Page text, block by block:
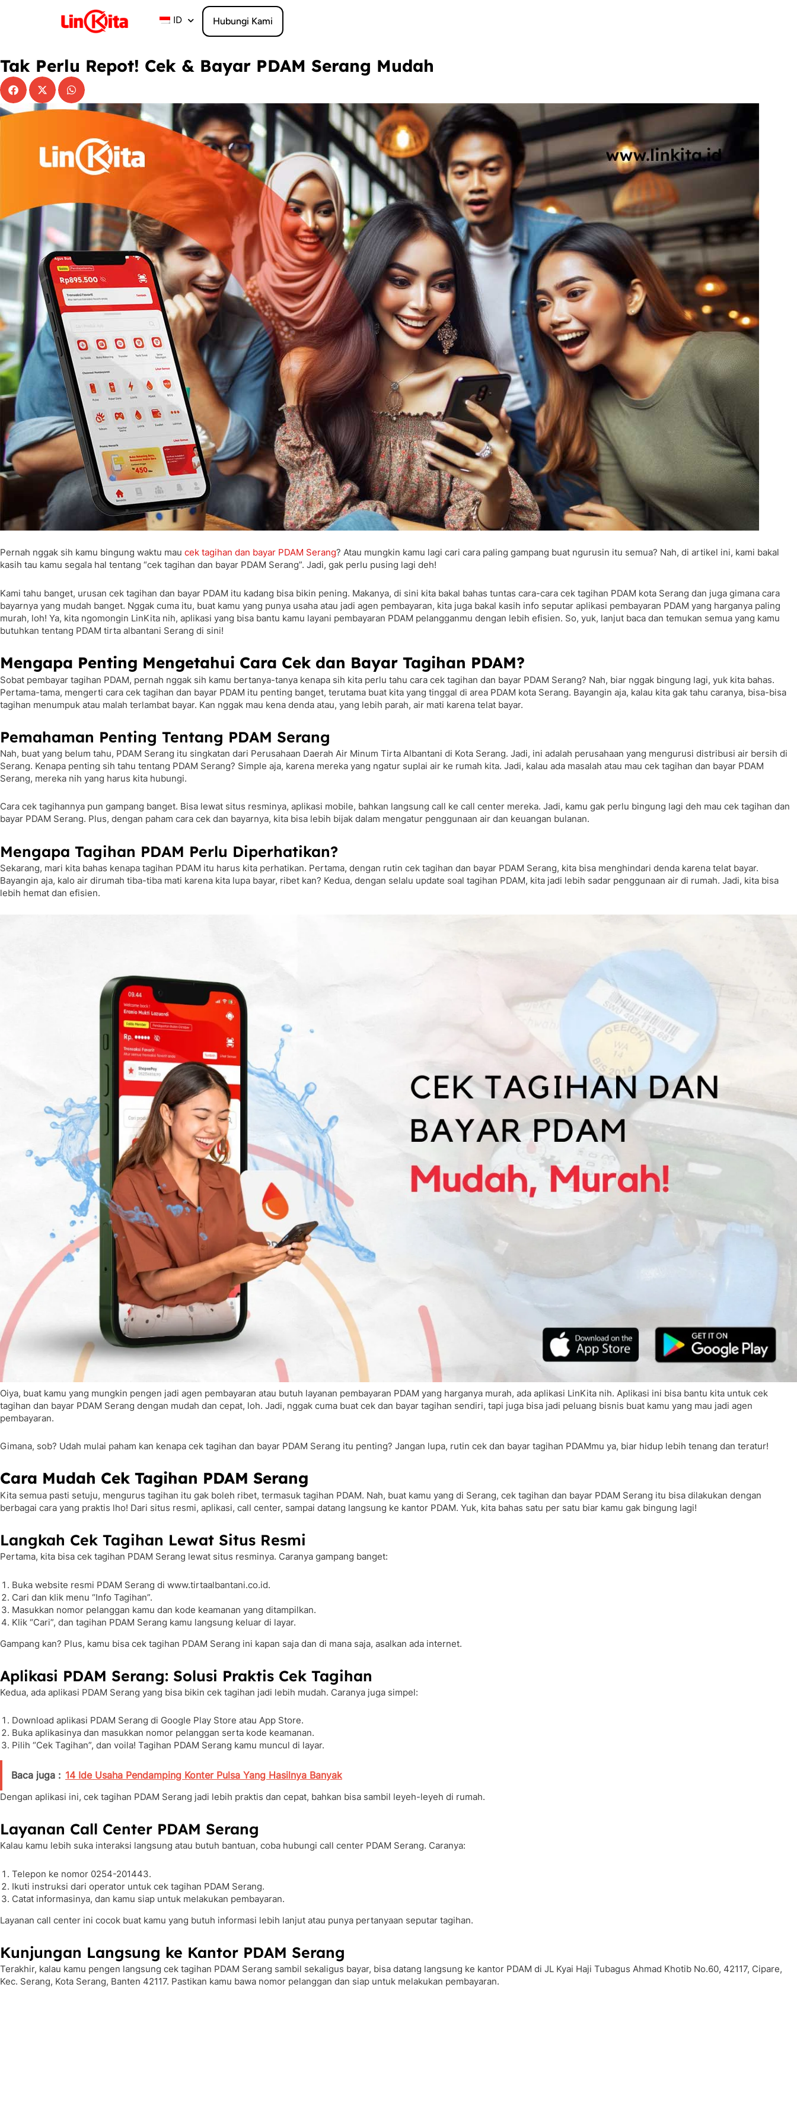
ID Hubungi Kami
Tak Perlu Repot! Cek & Bayar PDAM Serang Mudah
Pernah nggak sih kamu bingung waktu mau cek tagihan dan bayar PDAM Serang? Atau mungkin kamu lagi cari cara paling gampang buat ngurusin itu semua? Nah, di artikel ini, kami bakal
kasih tau kamu segala hal tentang “cek tagihan dan bayar PDAM Serang”. Jadi, gak perlu pusing lagi deh!
Kami tahu banget, urusan cek tagihan dan bayar PDAM itu kadang bisa bikin pening. Makanya, di sini kita bakal bahas tuntas cara-cara cek tagihan PDAM kota Serang dan juga gimana cara
bayarnya yang mudah banget. Nggak cuma itu, buat kamu yang punya usaha atau jadi agen pembayaran, kita juga bakal kasih info seputar aplikasi pembayaran PDAM yang harganya paling
murah, loh! Ya, kita ngomongin LinKita nih, aplikasi yang bisa bantu kamu layani pembayaran PDAM pelangganmu dengan lebih efisien. So, yuk, lanjut baca dan temukan semua yang kamu
butuhkan tentang PDAM tirta albantani Serang di sini!
Mengapa Penting Mengetahui Cara Cek dan Bayar Tagihan PDAM?
Sobat pembayar tagihan PDAM, pernah nggak sih kamu bertanya-tanya kenapa sih kita perlu tahu cara cek tagihan dan bayar PDAM Serang? Nah, biar nggak bingung lagi, yuk kita bahas.
Pertama-tama, mengerti cara cek tagihan dan bayar PDAM itu penting banget, terutama buat kita yang tinggal di area PDAM kota Serang. Bayangin aja, kalau kita gak tahu caranya, bisa-bisa
tagihan menumpuk atau malah terlambat bayar. Kan nggak mau kena denda atau, yang lebih parah, air mati karena telat bayar.
Pemahaman Penting Tentang PDAM Serang
Nah, buat yang belum tahu, PDAM Serang itu singkatan dari Perusahaan Daerah Air Minum Tirta Albantani di Kota Serang. Jadi, ini adalah perusahaan yang mengurusi distribusi air bersih di
Serang. Kenapa penting sih tahu tentang PDAM Serang? Simple aja, karena mereka yang ngatur suplai air ke rumah kita. Jadi, kalau ada masalah atau mau cek tagihan dan bayar PDAM
Serang, mereka nih yang harus kita hubungi.
Cara cek tagihannya pun gampang banget. Bisa lewat situs resminya, aplikasi mobile, bahkan langsung call ke call center mereka. Jadi, kamu gak perlu bingung lagi deh mau cek tagihan dan
bayar PDAM Serang. Plus, dengan paham cara cek dan bayarnya, kita bisa lebih bijak dalam mengatur penggunaan air dan keuangan bulanan.
Mengapa Tagihan PDAM Perlu Diperhatikan?
Sekarang, mari kita bahas kenapa tagihan PDAM itu harus kita perhatikan. Pertama, dengan rutin cek tagihan dan bayar PDAM Serang, kita bisa menghindari denda karena telat bayar.
Bayangin aja, kalo air dirumah tiba-tiba mati karena kita lupa bayar, ribet kan? Kedua, dengan selalu update soal tagihan PDAM, kita jadi lebih sadar penggunaan air di rumah. Jadi, kita bisa
lebih hemat dan efisien.
Oiya, buat kamu yang mungkin pengen jadi agen pembayaran atau butuh layanan pembayaran PDAM yang harganya murah, ada aplikasi LinKita nih. Aplikasi ini bisa bantu kita untuk cek
tagihan dan bayar PDAM Serang dengan mudah dan cepat, loh. Jadi, nggak cuma buat cek dan bayar tagihan sendiri, tapi juga bisa jadi peluang bisnis buat kamu yang mau jadi agen
pembayaran.
Gimana, sob? Udah mulai paham kan kenapa cek tagihan dan bayar PDAM Serang itu penting? Jangan lupa, rutin cek dan bayar tagihan PDAMmu ya, biar hidup lebih tenang dan teratur!
Cara Mudah Cek Tagihan PDAM Serang
Kita semua pasti setuju, mengurus tagihan itu gak boleh ribet, termasuk tagihan PDAM. Nah, buat kamu yang di Serang, cek tagihan dan bayar PDAM Serang itu bisa dilakukan dengan
berbagai cara yang praktis lho! Dari situs resmi, aplikasi, call center, sampai datang langsung ke kantor PDAM. Yuk, kita bahas satu per satu biar kamu gak bingung lagi!
Langkah Cek Tagihan Lewat Situs Resmi
Pertama, kita bisa cek tagihan PDAM Serang lewat situs resminya. Caranya gampang banget:
Buka website resmi PDAM Serang di www.tirtaalbantani.co.id.
Cari dan klik menu “Info Tagihan”.
Masukkan nomor pelanggan kamu dan kode keamanan yang ditampilkan.
Klik “Cari”, dan tagihan PDAM Serang kamu langsung keluar di layar.
Gampang kan? Plus, kamu bisa cek tagihan PDAM Serang ini kapan saja dan di mana saja, asalkan ada internet.
Aplikasi PDAM Serang: Solusi Praktis Cek Tagihan
Kedua, ada aplikasi PDAM Serang yang bisa bikin cek tagihan jadi lebih mudah. Caranya juga simpel:
Download aplikasi PDAM Serang di Google Play Store atau App Store.
Buka aplikasinya dan masukkan nomor pelanggan serta kode keamanan.
Pilih “Cek Tagihan”, dan voila! Tagihan PDAM Serang kamu muncul di layar.
Baca juga : 14 Ide Usaha Pendamping Konter Pulsa Yang Hasilnya Banyak
Dengan aplikasi ini, cek tagihan PDAM Serang jadi lebih praktis dan cepat, bahkan bisa sambil leyeh-leyeh di rumah.
Layanan Call Center PDAM Serang
Kalau kamu lebih suka interaksi langsung atau butuh bantuan, coba hubungi call center PDAM Serang. Caranya:
Telepon ke nomor 0254-201443.
Ikuti instruksi dari operator untuk cek tagihan PDAM Serang.
Catat informasinya, dan kamu siap untuk melakukan pembayaran.
Layanan call center ini cocok buat kamu yang butuh informasi lebih lanjut atau punya pertanyaan seputar tagihan.
Kunjungan Langsung ke Kantor PDAM Serang
Terakhir, kalau kamu pengen langsung cek tagihan PDAM Serang sambil sekaligus bayar, bisa datang langsung ke kantor PDAM di JL Kyai Haji Tubagus Ahmad Khotib No.60, 42117, Cipare,
Kec. Serang, Kota Serang, Banten 42117. Pastikan kamu bawa nomor pelanggan dan siap untuk melakukan pembayaran.